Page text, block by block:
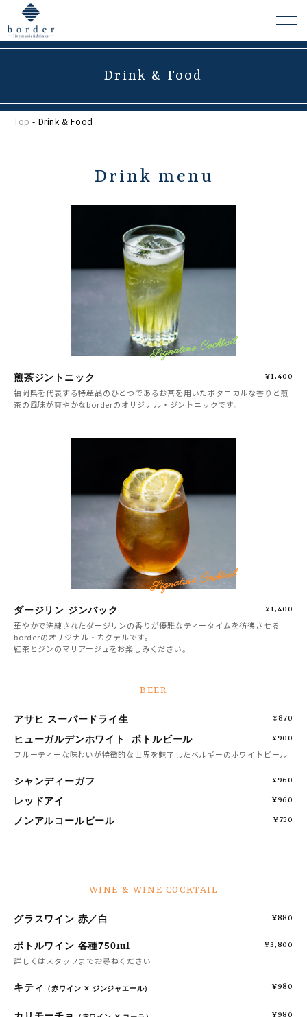
よくある質問
Drink & Food
Top - Drink & Food
Drink menu
Signature Cocktail
煎茶ジントニック ¥1,400
福岡県を代表する特産品のひとつであるお茶を用いたボタニカルな香りと煎
茶の風味が爽やかなborderのオリジナル・ジントニックです。
Signature Cocktail
ダージリン ジンバック ¥1,400
華やかで洗練されたダージリンの香りが優雅なティータイムを彷彿させる
borderのオリジナル・カクテルです。
紅茶とジンのマリアージュをお楽しみください。
BEER
アサヒ スーパードライ生 ¥870
ヒューガルデンホワイト -ボトルビール- ¥900
フルーティーな味わいが特徴的な世界を魅了したベルギーのホワイトビール
シャンディーガフ ¥960
レッドアイ ¥960
ノンアルコールビール ¥750
WINE & WINE COCKTAIL
グラスワイン 赤／白 ¥880
ボトルワイン 各種750ml ¥3,800
詳しくはスタッフまでお尋ねください
キティ （赤ワイン ✕ ジンジャエール） ¥980
¥980